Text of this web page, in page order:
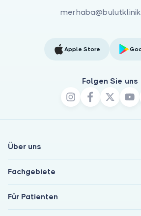
Apple Store
Folgen Sie uns
Über uns
Fachgebiete
Für Patienten